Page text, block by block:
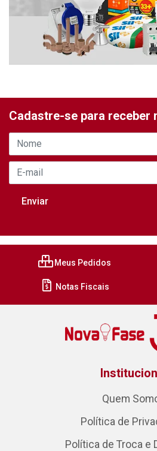
Cadastre-se para receber
Meus Pedidos
Notas Fiscais
Quem
Política de
Política de Troca e